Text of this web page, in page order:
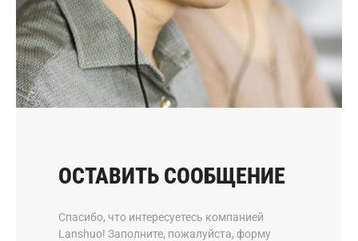
ОСТАВИТЬ СООБЩЕНИЕ
Спасибо, что интересуетесь компанией
Lanshuo! Заполните, пожалуйста, форму